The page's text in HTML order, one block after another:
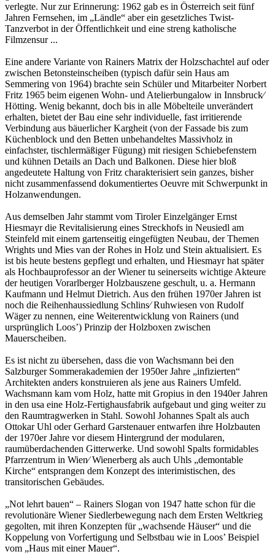
verlegte. Nur zur Erinnerung: 1962 gab es in Österreich seit fünf
Jahren Fernsehen, im „Ländle“ aber ein gesetzliches Twist-
Tanzverbot in der Öffentlichkeit und eine streng katholische
Filmzensur ...
Eine andere Variante von Rainers Matrix der Holzschachtel auf oder
zwischen Betonsteinscheiben (typisch dafür sein Haus am
Semmering von 1964) brachte sein Schüler und Mitarbeiter Norbert
Fritz 1965 beim eigenen Wohn- und Atelierbungalow in Innsbruck⁄
Hötting. Wenig bekannt, doch bis in alle Möbelteile unverändert
erhalten, bietet der Bau eine sehr individuelle, fast irritierende
Verbindung aus bäuerlicher Kargheit (von der Fassade bis zum
Küchenblock und den Betten unbehandeltes Massivholz in
einfachster, tischlermäßiger Fügung) mit riesigen Schiebefenstern
und kühnen Details an Dach und Balkonen. Diese hier bloß
angedeutete Haltung von Fritz charakterisiert sein ganzes, bisher
nicht zusammenfassend dokumentiertes Oeuvre mit Schwerpunkt in
Holzanwendungen.
Aus demselben Jahr stammt vom Tiroler Einzelgänger Ernst
Hiesmayr die Revitalisierung eines Streckhofs in Neusiedl am
Steinfeld mit einem gartenseitig eingefügten Neubau, der Themen
Wrights und Mies van der Rohes in Holz und Stein aktualisiert. Es
ist bis heute bestens gepflegt und erhalten, und Hiesmayr hat später
als Hochbauprofessor an der Wiener tu seinerseits wichtige Akteure
der heutigen Vorarlberger Holzbauszene geschult, u. a. Hermann
Kaufmann und Helmut Dietrich. Aus den frühen 1970er Jahren ist
noch die Reihenhaussiedlung Schlins⁄ Ruhwiesen von Rudolf
Wäger zu nennen, eine Weiterentwicklung von Rainers (und
ursprünglich Loos’) Prinzip der Holzboxen zwischen
Mauerscheiben.
Es ist nicht zu übersehen, dass die von Wachsmann bei den
Salzburger Sommerakademien der 1950er Jahre „infizierten“
Architekten anders konstruieren als jene aus Rainers Umfeld.
Wachsmann kam vom Holz, hatte mit Gropius in den 1940er Jahren
in den usa eine Holz-Fertighausfabrik aufgebaut und ging weiter zu
den Raumtragwerken in Stahl. Sowohl Johannes Spalt als auch
Ottokar Uhl oder Gerhard Garstenauer entwarfen ihre Holzbauten
der 1970er Jahre vor diesem Hintergrund der modularen,
raumüberdachenden Gitterwerke. Und sowohl Spalts formidables
Pfarrzentrum in Wien⁄ Wienerberg als auch Uhls „demontable
Kirche“ entsprangen dem Konzept des interimistischen, des
transitorischen Gebäudes.
„Not lehrt bauen“ – Rainers Slogan von 1947 hatte schon für die
revolutionäre Wiener Siedlerbewegung nach dem Ersten Weltkrieg
gegolten, mit ihren Konzepten für „wachsende Häuser“ und die
Koppelung von Vorfertigung und Selbstbau wie in Loos’ Beispiel
vom „Haus mit einer Mauer“.